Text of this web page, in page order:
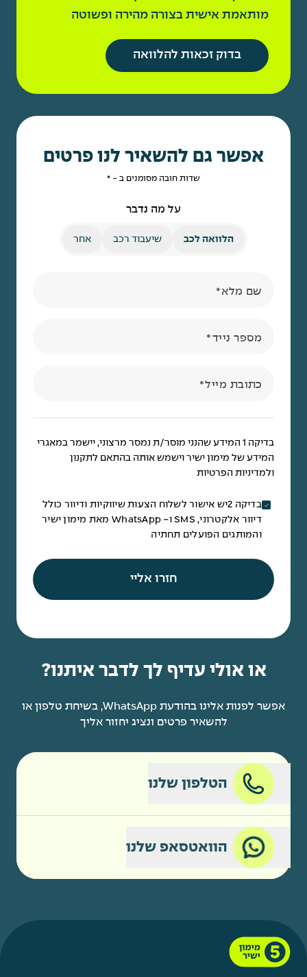
מותאמת אישית בצורה מהירה ופשוטה
בדוק זכאות להלוואה
אפשר גם להשאיר לנו פרטים
שדות חובה מסומנים ב - *
על מה נדבר
הלוואה לכב שיעבוד רכב אחר
שם מלא
מספר נייד
כתובת מייל
בדיקה 1 המידע שהנני מוסר/ת נמסר מרצוני, יישמר במאגרי
המידע של מימון ישיר וישמש אותה בהתאם לתקנון
ולמדיניות הפרטיות
בדיקה 2יש אישור לשלוח הצעות שיווקיות ודיוור כולל
דיוור אלקטרוני, SMS ו- WhatsApp מאת מימון ישיר
והמותגים הפועלים תחתיה
חזרו אליי
או אולי עדיף לך לדבר איתנו?
אפשר לפנות אלינו בהודעת WhatsApp, בשיחת טלפון או
להשאיר פרטים ונציג יחזור אליך
הטלפון שלנו
הוואטסאפ שלנו